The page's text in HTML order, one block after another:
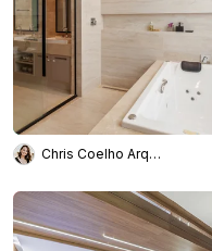
Chris Coelho Arquitetura